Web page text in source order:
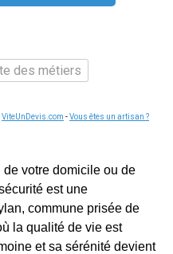
des métiers
ViteUnDevis.com -Vous êtes un artisan ?
votre domicile ou de
est une
commune prisée de
la qualité de vie est
et sa sérénité devient